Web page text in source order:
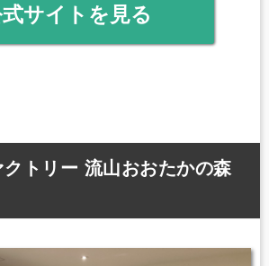
サイトを見る
クトリー 流山おおたかの森